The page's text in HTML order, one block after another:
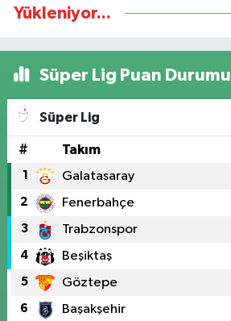
Yükleniyor...
Süper Lig Puan Durumu
Süper Lig
# Takım
1 Galatasaray
2 Fenerbahçe
3 Trabzonspor
4 Beşiktaş
5 Göztepe
6 Başakşehir